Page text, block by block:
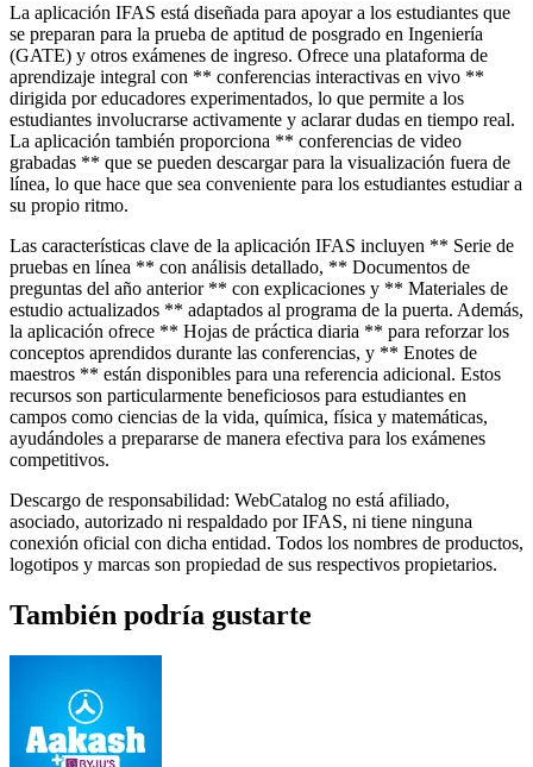
La aplicación IFAS está diseñada para apoyar a los estudiantes que
se preparan para la prueba de aptitud de posgrado en Ingeniería
(GATE) y otros exámenes de ingreso. Ofrece una plataforma de
aprendizaje integral con ** conferencias interactivas en vivo **
dirigida por educadores experimentados, lo que permite a los
estudiantes involucrarse activamente y aclarar dudas en tiempo real.
La aplicación también proporciona ** conferencias de video
grabadas ** que se pueden descargar para la visualización fuera de
línea, lo que hace que sea conveniente para los estudiantes estudiar a
su propio ritmo.
Las características clave de la aplicación IFAS incluyen ** Serie de
pruebas en línea ** con análisis detallado, ** Documentos de
preguntas del año anterior ** con explicaciones y ** Materiales de
estudio actualizados ** adaptados al programa de la puerta. Además,
la aplicación ofrece ** Hojas de práctica diaria ** para reforzar los
conceptos aprendidos durante las conferencias, y ** Enotes de
maestros ** están disponibles para una referencia adicional. Estos
recursos son particularmente beneficiosos para estudiantes en
campos como ciencias de la vida, química, física y matemáticas,
ayudándoles a prepararse de manera efectiva para los exámenes
competitivos.
Descargo de responsabilidad: WebCatalog no está afiliado,
asociado, autorizado ni respaldado por IFAS, ni tiene ninguna
conexión oficial con dicha entidad. Todos los nombres de productos,
logotipos y marcas son propiedad de sus respectivos propietarios.
También podría gustarte